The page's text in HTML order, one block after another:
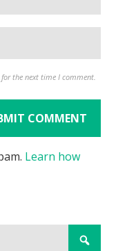
the next time I comment.
Learn how